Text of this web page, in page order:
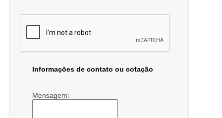
Informações de contato ou cotação
Mensagem: